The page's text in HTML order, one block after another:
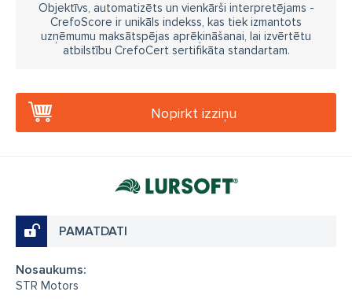
Objektīvs, automatizēts un vienkārši interpretējams -
CrefoScore ir unikāls indekss, kas tiek izmantots
uzņēmumu maksātspējas aprēķināšanai, lai izvērtētu
atbilstību CrefoCert sertifikāta standartam.
Nopirkt izziņu
PAMATDATI
Nosaukums:
STR Motors